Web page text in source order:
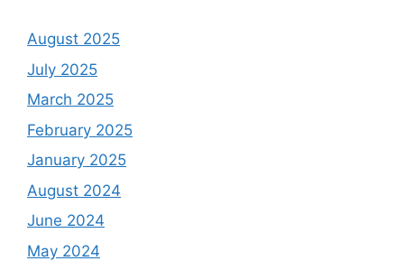
August 2025
July 2025
March 2025
February 2025
January 2025
August 2024
June 2024
May 2024